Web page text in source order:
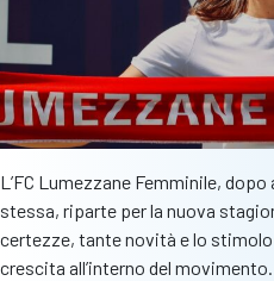
L’FC Lumezzane Femminile,
stessa, riparte per la nuova
certezze, tante novità e lo
crescita all’interno del movimento.